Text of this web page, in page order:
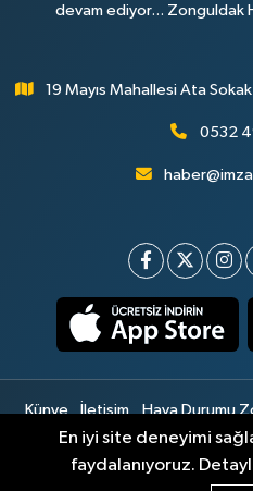
devam ediyor... Zonguldak
19 Mayıs Mahallesi Ata
0532
Künye İletişim Hava Durumu
Gizlilik Sözleşmesi
En iyi site deneyimi
faydalanıyoruz.